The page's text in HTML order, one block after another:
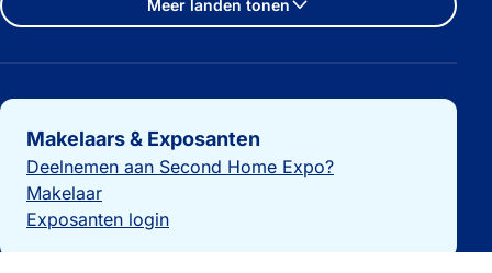
Meer landen tonen
Belangrijke links
Makelaars & Exposanten
Deelnemen aan Second Home Expo?
Makelaar
Exposanten login